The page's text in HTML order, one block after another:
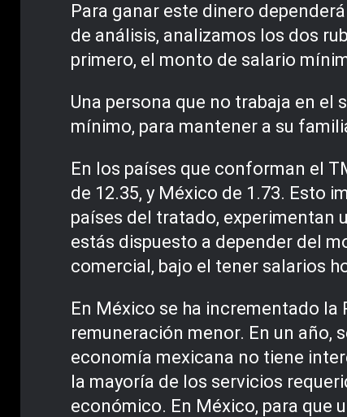
Para ganar este dinero
de análisis, analizamos los dos
primero, el monto de salario
Una persona que no trabaja en
mínimo, para mantener a su
En los países que conforman el
de 12.35, y México de 1.73. Esto
países del tratado, experimentan
estás dispuesto a depender del
comercial, bajo el tener salarios
En México se ha incrementado la
remuneración menor. En un año,
economía mexicana no tiene
la mayoría de los servicios
económico. En México, para que